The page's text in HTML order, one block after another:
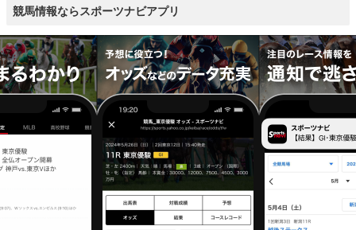
競馬情報ならスポーツナビアプリ